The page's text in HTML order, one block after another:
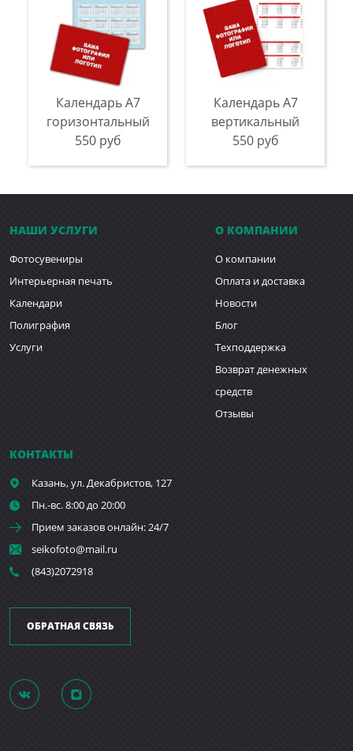
Календарь A7
горизонтальный
550 руб
Календарь A7
вертикальный
550 руб
НАШИ УСЛУГИ
Фотосувениры
Интерьерная печать
Календари
Полиграфия
Услуги
О КОМПАНИИ
О компании
Оплата и доставка
Новости
Блог
Техподдержка
Возврат денежных
средств
Отзывы
КОНТАКТЫ
Казань,ул. Декабристов, 127
Пн.-вс. 8:00 до 20:00
Прием заказов онлайн: 24/7
seikofoto@mail.ru
(843)2072918
ОБРАТНАЯ СВЯЗЬ